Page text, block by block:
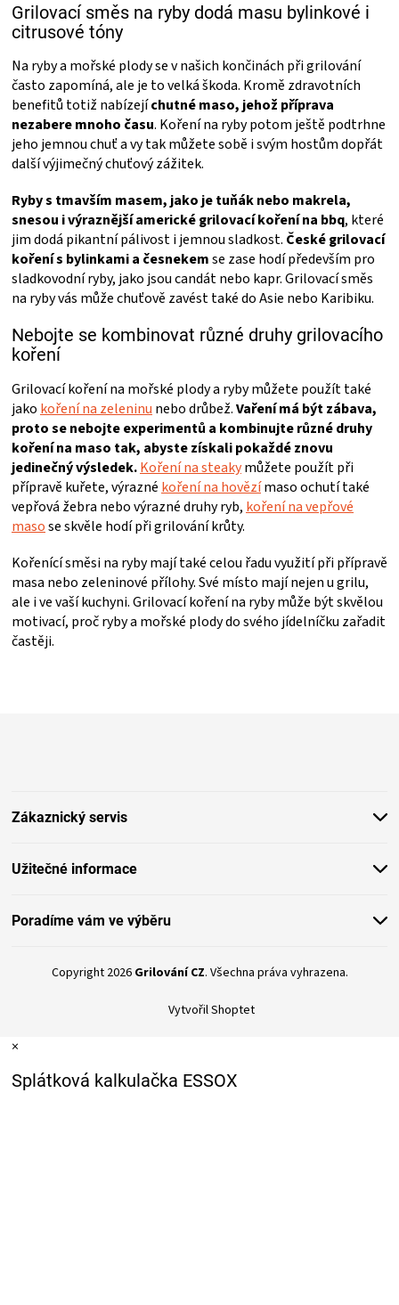
c
r
v
y
v
ý
p
s
u
Grilovací směs na ryby dodá masu bylinkové i
citrusové tóny
Na ryby a mořské plody se v našich končinách při grilování
často zapomíná, ale je to velká škoda. Kromě zdravotních
benefitů totiž nabízejíchutné maso, jehož příprava
nezabere mnoho času. Koření na ryby potom ještě podtrhne
jeho jemnou chuť a vy tak můžete sobě i svým hostům dopřát
další výjimečný chuťový zážitek.
Ryby s tmavším masem, jako je tuňák nebo makrela,
snesou i výraznější americké grilovací koření na bbq, které
jim dodá pikantní pálivost i jemnou sladkost. České grilovací
koření s bylinkami a česnekemse zase hodí především pro
sladkovodní ryby, jako jsou candát nebo kapr. Grilovací směs
na ryby vás může chuťově zavést také do Asie nebo Karibiku.
Nebojte se kombinovat různé druhy grilovacího
koření
Grilovací koření na mořské plody a ryby můžete použít také
jako koření na zeleninu nebo drůbež.Vaření má být zábava,
proto se nebojte experimentů a kombinujte různé druhy
koření na maso tak, abyste získali pokaždé znovu
jedinečný výsledek.Koření na steakymůžete použít při
přípravě kuřete, výrazné koření na hovězímaso ochutí také
vepřová žebra nebo výrazné druhy ryb, koření na vepřové
masose skvěle hodí při grilování krůty.
Kořenící směsi na ryby mají také celou řadu využití při přípravě
masa nebo zeleninové přílohy. Své místo mají nejen u grilu,
ale i ve vaší kuchyni. Grilovací koření na ryby může být skvělou
motivací, proč ryby a mořské plody do svého jídelníčku zařadit
častěji.
Zákaznický servis
Užitečné informace
Poradíme vám ve výběru
Vytvořil Shoptet
Copyright 2026 Grilování CZ. Všechna práva vyhrazena.
×
Splátková kalkulačka ESSOX